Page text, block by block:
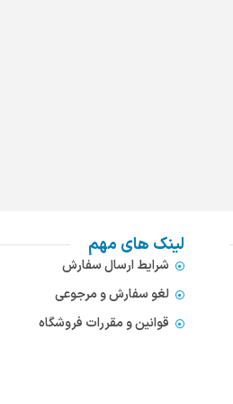
لینک های مهم
شرایط ارسال سفارش
لغو سفارش و مرجوعی
قوانین و مقررات فروشگاه